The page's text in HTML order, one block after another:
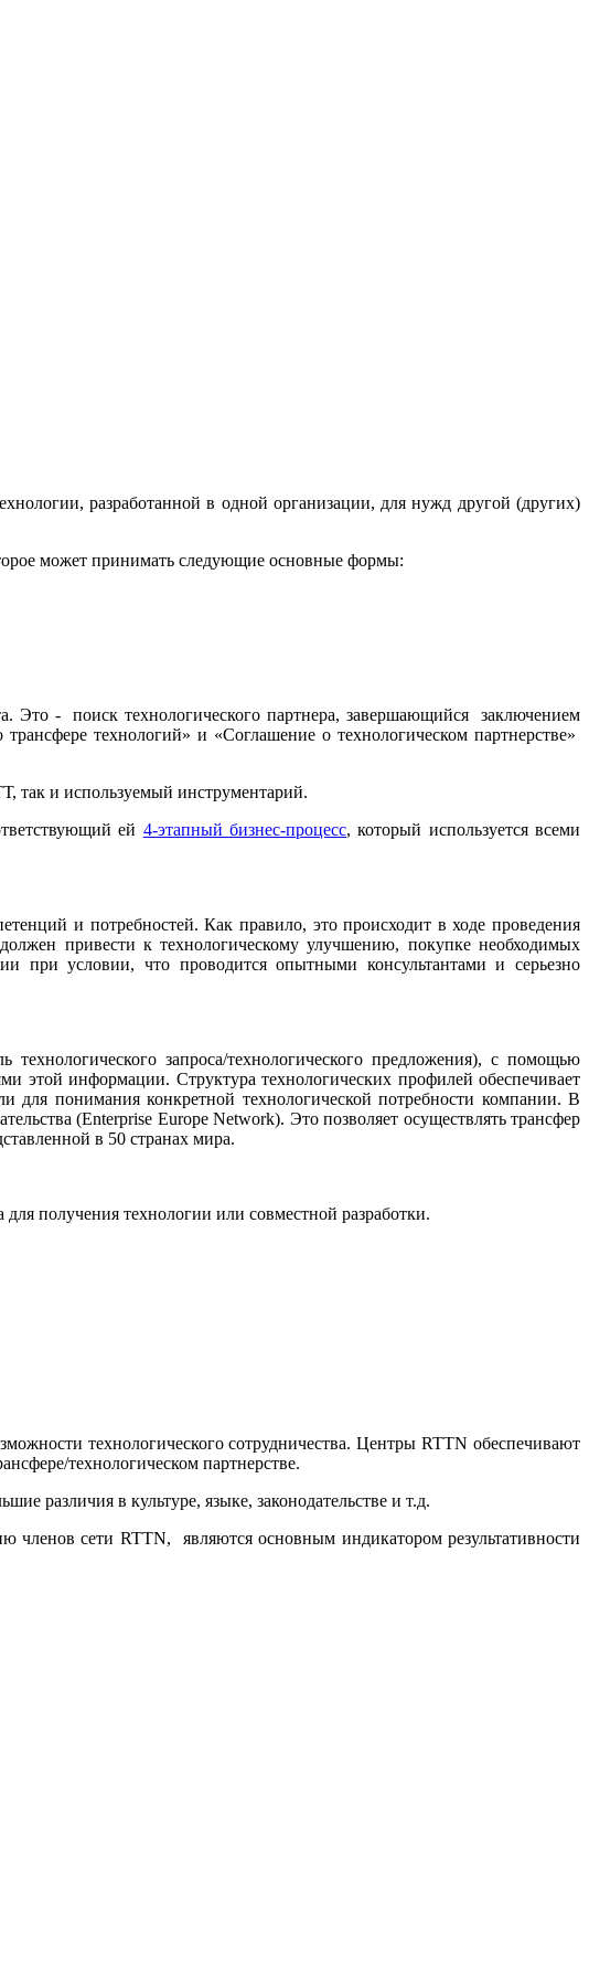
разработанной в одной организации, для нужд другой (других)
может принимать следующие основные формы:
Это - поиск технологического партнера, завершающийся заключением
технологий» и «Соглашение о технологическом партнерстве»
так и используемый инструментарий.
ей 4-этапный бизнес-процесс, который используется всеми
и потребностей. Как правило, это происходит в ходе проведения
должен привести к технологическому улучшению, покупке необходимых
при условии, что проводится опытными консультантами и серьезно
запроса/технологического предложения), с помощью
этой информации. Структура технологических профилей обеспечивает
для понимания конкретной технологической потребности компании. В
(Enterprise EuropeNetwork). Это позволяет осуществлять трансфер
в 50 странах мира.
получения технологии или совместной разработки.
технологического сотрудничества. ЦентрыRTTNобеспечивают
технологическом партнерстве.
различия в культуре, языке, законодательстве и т.д.
членовcети RTTN, являются основным индикатором результативности